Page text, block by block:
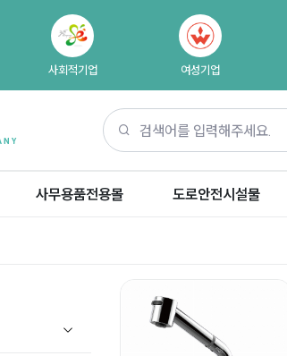
사회적기업 여성기업
사무용품전용몰 도로안전시설물